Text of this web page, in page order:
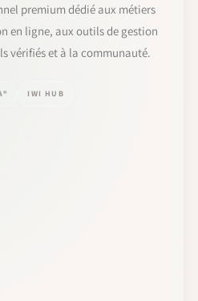
premium dédié aux métiers
en ligne, aux outils de gestion
vérifiés et à la communauté.
IWI HUB